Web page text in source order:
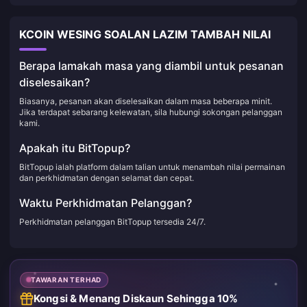
KCOIN WESING SOALAN LAZIM TAMBAH NILAI
Berapa lamakah masa yang diambil untuk pesanan
diselesaikan?
Biasanya, pesanan akan diselesaikan dalam masa beberapa minit.
Jika terdapat sebarang kelewatan, sila hubungi sokongan pelanggan
kami.
Apakah itu BitTopup?
BitTopup ialah platform dalam talian untuk menambah nilai permainan
dan perkhidmatan dengan selamat dan cepat.
Waktu Perkhidmatan Pelanggan?
Perkhidmatan pelanggan BitTopup tersedia 24/7.
TAWARAN TERHAD
Kongsi & Menang Diskaun Sehingga 10%